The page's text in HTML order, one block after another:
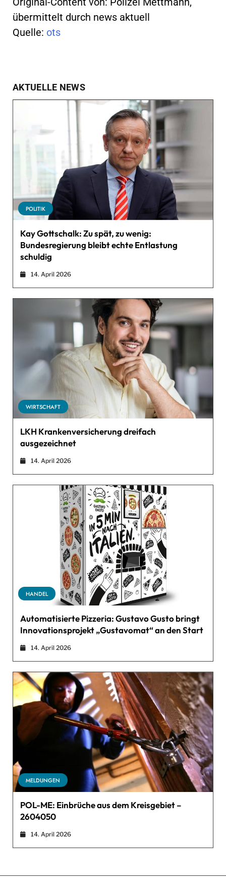
übermittelt durch news aktuell
Quelle: ots
AKTUELLE NEWS
POLITIK
Kay Gottschalk: Zu spät, zu wenig:
Bundesregierung bleibt echte Entlastung
schuldig
14. April 2026
WIRTSCHAFT
LKH Krankenversicherung dreifach
ausgezeichnet
14. April 2026
HANDEL
Automatisierte Pizzeria: Gustavo Gusto bringt
Innovationsprojekt „Gustavomat“ an den Start
14. April 2026
MELDUNGEN
POL-ME: Einbrüche aus dem Kreisgebiet –
2604050
14. April 2026